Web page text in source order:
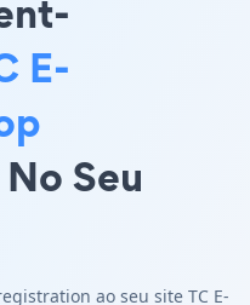
E-
Seu
ao seu site TC E-